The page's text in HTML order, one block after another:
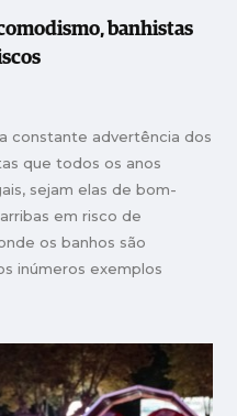
banhistas
constante advertência dos
que todos os anos
sejam elas de bom-
em risco de
os banhos são
inúmeros exemplos